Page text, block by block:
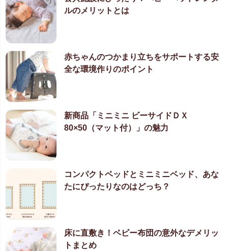
ルのメリットとは
赤ちゃんのつかまり立ちをサポートする安
全な環境作りのポイント
新商品「ミニミニ ビーサイドＤＸ
80×50（マット付）」の魅力
コンパクトベッドとミニミニベッド、あな
たにぴったりなのはどっち？
床に直敷き！ベビー布団の意外なデメリッ
トまとめ